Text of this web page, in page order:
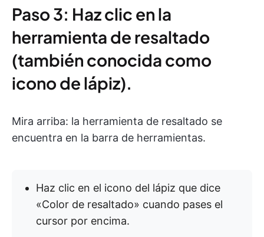
Paso 3: Haz clic en la
herramienta de resaltado
(también conocida como
icono de lápiz).
Mira arriba: la herramienta de resaltado se
encuentra en la barra de herramientas.
Haz clic en el icono del lápiz que dice
«Color de resaltado» cuando pases el
cursor por encima.